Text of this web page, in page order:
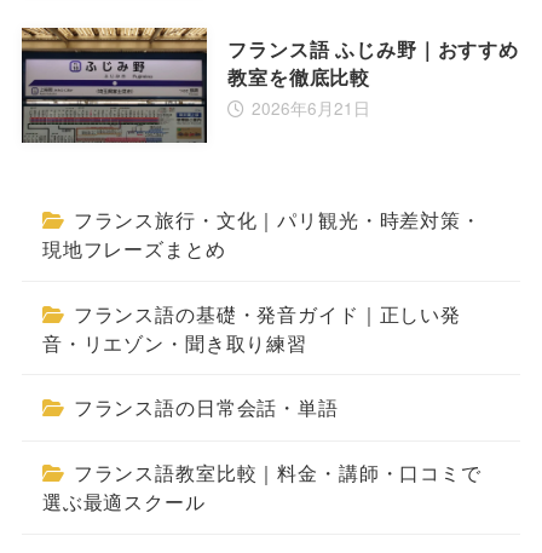
フランス語 ふじみ野｜おすすめ
教室を徹底比較
2026年6月21日
フランス旅行・文化｜パリ観光・時差対策・
現地フレーズまとめ
フランス語の基礎・発音ガイド｜正しい発
音・リエゾン・聞き取り練習
フランス語の日常会話・単語
フランス語教室比較｜料金・講師・口コミで
選ぶ最適スクール